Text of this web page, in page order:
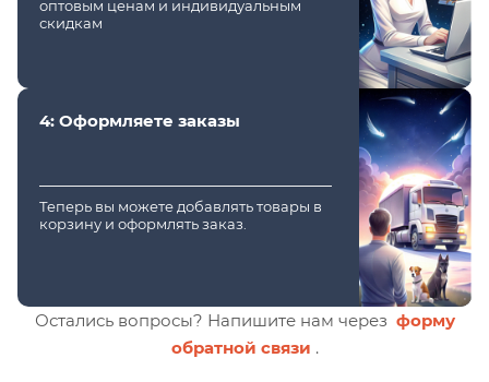
оптовым ценам и индивидуальным
скидкам
4: Оформляете заказы
Теперь вы можете добавлять товары в
корзину и оформлять заказ.
Остались вопросы? Напишите нам через форму
обратной связи .